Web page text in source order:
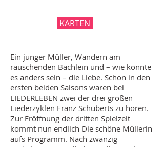
KARTEN
Ein junger Müller, Wandern am
rauschenden Bächlein und – wie könnte
es anders sein – die Liebe. Schon in den
ersten beiden Saisons waren bei
LIEDERLEBEN zwei der drei großen
Liederzyklen Franz Schuberts zu hören.
Zur Eröffnung der dritten Spielzeit
kommt nun endlich Die schöne Müllerin
aufs Programm. Nach zwanzig